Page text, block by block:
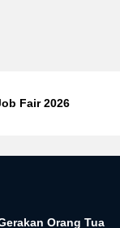
Fair 2026
Orang Tua